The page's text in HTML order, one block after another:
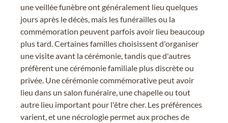
une veillée funèbre ont généralement lieu quelques
jours après le décès, mais les funérailles ou la
commémoration peuvent parfois avoir lieu beaucoup
plus tard. Certaines familles choisissent d'organiser
une visite avant la cérémonie, tandis que d'autres
préfèrent une cérémonie familiale plus discrète ou
privée. Une cérémonie commémorative peut avoir
lieu dans un salon funéraire, une chapelle ou tout
autre lieu important pour l'être cher. Les préférences
varient, et une nécrologie permet aux proches de